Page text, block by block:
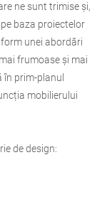
ne sunt trimise și,
baza proiectelor
unei abordări
frumoase și mai
prim-planul
mobilierului
de design: